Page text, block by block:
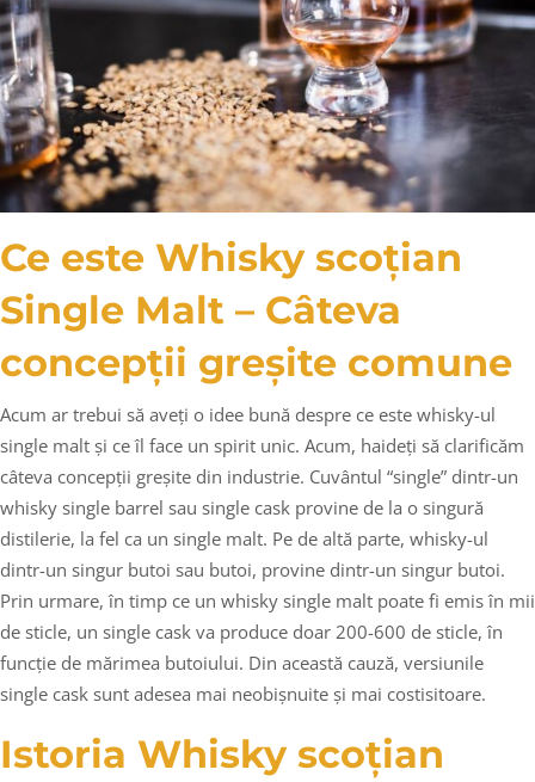
Ce este Whisky scoțian
Single Malt – Câteva
concepții greșite comune
Acum ar trebui să aveți o idee bună despre ce este whisky-ul
single malt și ce îl face un spirit unic. Acum, haideți să clarificăm
câteva concepții greșite din industrie. Cuvântul “single” dintr-un
whisky single barrel sau single cask provine de la o singură
distilerie, la fel ca un single malt. Pe de altă parte, whisky-ul
dintr-un singur butoi sau butoi, provine dintr-un singur butoi.
Prin urmare, în timp ce un whisky single malt poate fi emis în mii
de sticle, un single cask va produce doar 200-600 de sticle, în
funcție de mărimea butoiului. Din această cauză, versiunile
single cask sunt adesea mai neobișnuite și mai costisitoare.
Istoria Whisky scoțian